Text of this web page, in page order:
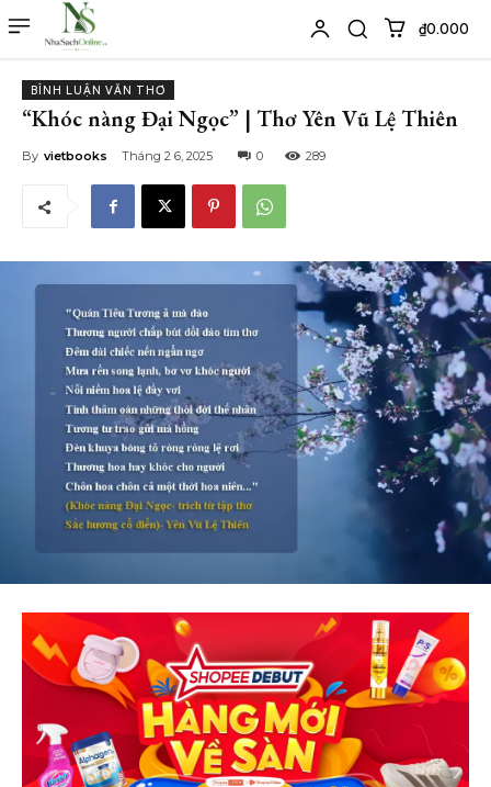
₫0.000
BÌNH LUẬN VĂN THƠ
“Khóc nàng Đại Ngọc” | Thơ Yên Vũ Lệ Thiên
By vietbooks Tháng 2 6, 2025 0 289